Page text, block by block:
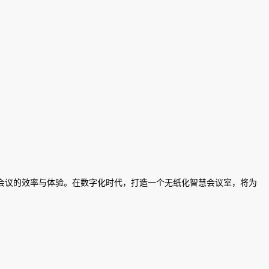
的效率与体验。在数字化时代，打造一个无纸化智慧会议室，将为